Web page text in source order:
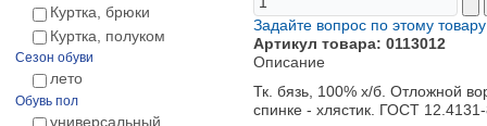
Куртка, брюки
Куртка, полуком
Сезон обуви
лето
Обувь пол
универсальный
Задайте вопрос по этому товару
Артикул товара: 0113012
Описание
Тк. бязь, 100% х/б. Отложной
спинке - хлястик. ГОСТ